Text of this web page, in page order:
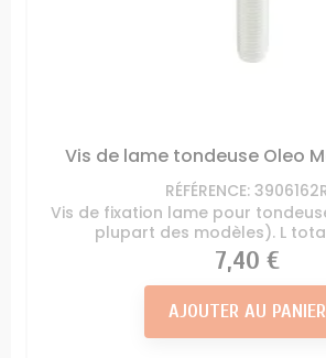
Vis de lame tondeuse Oleo
RÉFÉRENCE:
Vis de fixation lame pour
plupart des modèles). L
Prix
7,40 €
AJOUTER AU PANIER